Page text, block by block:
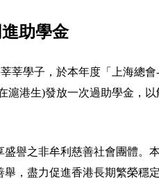
助學金
莘學子，於本年度「上海總
滬港生)發放一次過助學金，
盛譽之非牟利慈善社會團體
，盡力促進香港長期繁榮穩定